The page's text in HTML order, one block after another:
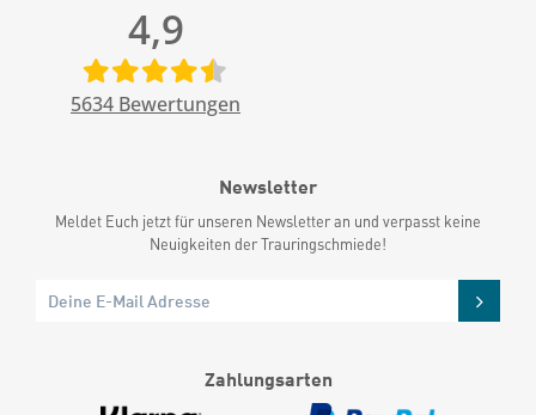
4,9
5634 Bewertungen
Newsletter
Meldet Euch jetzt für unseren Newsletter an und verpasst keine
Neuigkeiten der Trauringschmiede!
Zahlungsarten